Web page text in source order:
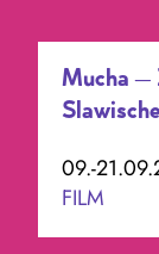
Mucha –
09.-
FILM